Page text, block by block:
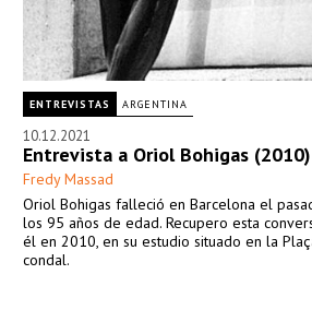
ENTREVISTAS ARGENTINA
10.12.2021
Entrevista a Oriol Bohigas (2010)
Fredy Massad
Oriol Bohigas falleció en Barcelona el
los 95 años de edad. Recupero esta
él en 2010, en su estudio situado en la
condal.